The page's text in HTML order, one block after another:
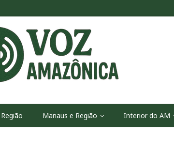
Manaus e Região Interior do AM